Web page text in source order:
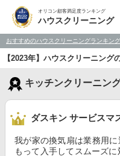
オリコン顧客満足度ランキング
ハウスクリーニング
おすすめのハウスクリーニングランキン
【2023年】ハウスクリーニン
キッチンクリーニン
ダスキン サービスマ
我が家の換気扇は業務用
もって入手してスムーズ